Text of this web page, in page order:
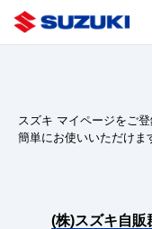
スズキ マイページをご
簡単にお使いいただけま
(株)スズキ自販